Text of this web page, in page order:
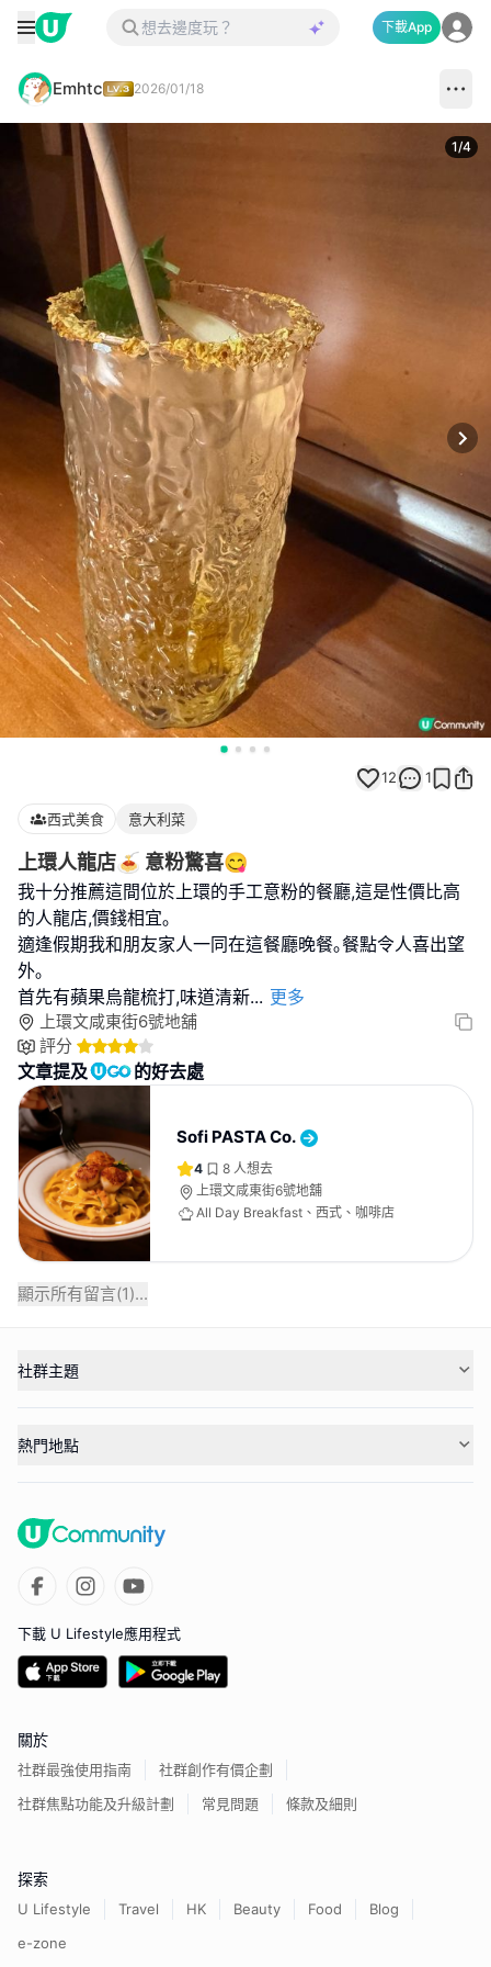
下載App
Emhtc 2026/01/18
1/4
12 1
西式美食 意大利菜
上環人龍店🍝 意粉驚喜😋
我十分推薦這間位於上環的手工意粉的餐廳,這是性價比高
的人龍店,價錢相宜｡
適逢假期我和朋友家人一同在這餐廳晚餐｡餐點令人喜出望
外｡
首先有蘋果烏龍梳打,味道清新... 更多
上環文咸東街6號地舖
評分
文章提及 的好去處
Sofi PASTA Co.
4 8 人想去
上環文咸東街6號地舖
All Day Breakfast、西式、咖啡店
顯示所有留言(1)...
社群主題
熱門地點
下載 U Lifestyle應用程式
關於
社群最強使用指南
社群創作有價企劃
社群焦點功能及升級計劃
常見問題 條款及細則
探索
U Lifestyle Travel HK Beauty Food
Blog
e-zone